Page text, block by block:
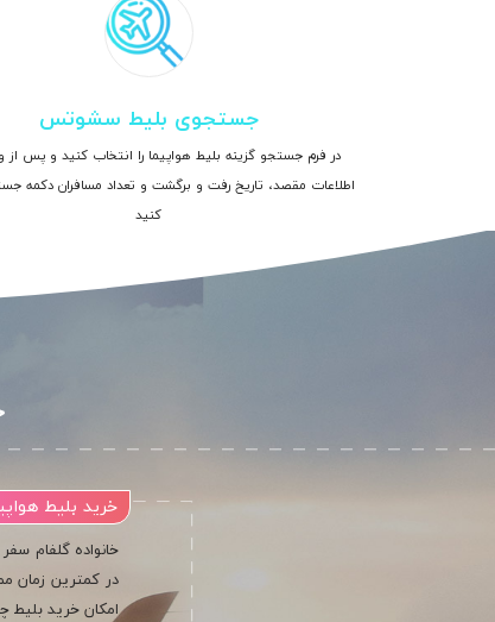
جستجوی بلیط سشوتس
در فرم جستجو گزینه بلیط هواپیما را انتخاب کنید و پس از
اطلاعات مقصد، تاریخ رفت و برگشت و تعداد مسافران دکمه
کنید
خرید بلیط
خانواده گلفام
در کمترین زمان
امکان خرید بلیط